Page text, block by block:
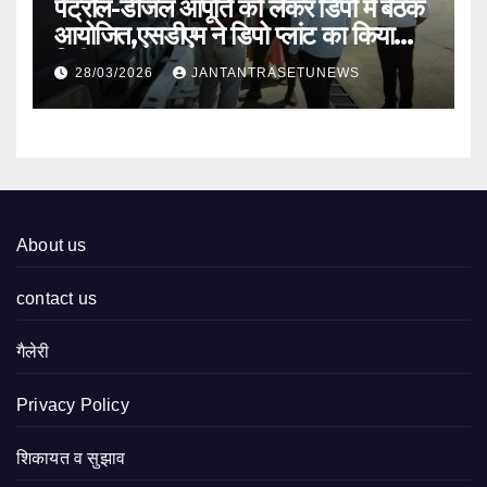
पेट्रोल-डीजल आपूर्ति को लेकर डिपो में बैठक
आयोजित,एसडीएम ने डिपो प्लांट का किया
निरीक्षण
28/03/2026 JANTANTRASETUNEWS
About us
contact us
गैलेरी
Privacy Policy
शिकायत व सुझाव